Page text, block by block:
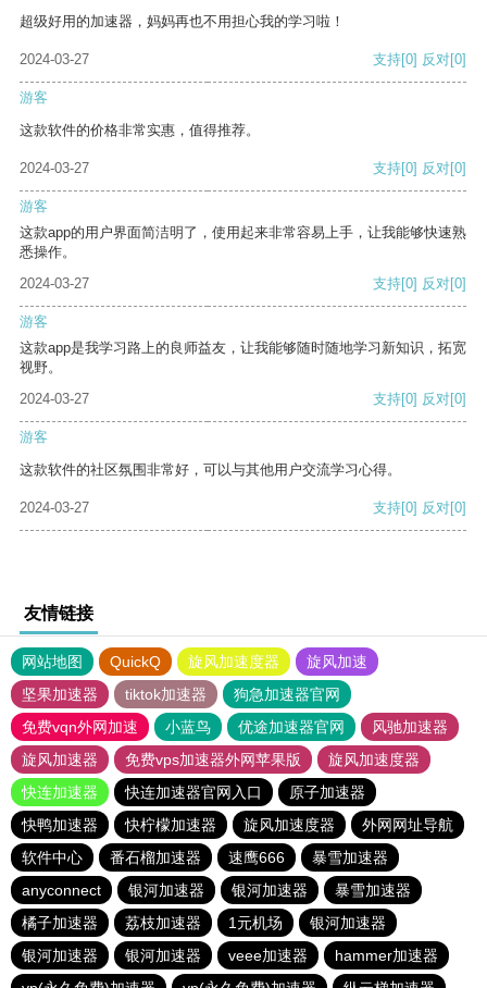
超级好用的加速器，妈妈再也不用担心我的学习啦！
2024-03-27 支持[0] 反对[0]
游客
这款软件的价格非常实惠，值得推荐。
2024-03-27 支持[0] 反对[0]
游客
这款app的用户界面简洁明了，使用起来非常容易上手，让我能够快速熟
悉操作。
2024-03-27
支持[0] 反对[0]
游客
这款app是我学习路上的良师益友，让我能够随时随地学习新知识，拓宽
视野。
2024-03-27
支持[0] 反对[0]
游客
这款软件的社区氛围非常好，可以与其他用户交流学习心得。
2024-03-27 支持[0] 反对[0]
友情链接
网站地图 QuickQ 旋风加速度器
旋风加速
坚果加速器
tiktok加速器
狗急加速器官网
免费vqn外网加速
小蓝鸟 优途加速器官网
风驰加速器
旋风加速器
免费vps加速器外网苹果版
旋风加速度器
快连加速器
快连加速器官网入口
原子加速器
快鸭加速器
快柠檬加速器 旋风加速度器
外网网址导航
软件中心
番石榴加速器 速鹰666
暴雪加速器
anyconnect
银河加速器 银河加速器
暴雪加速器
橘子加速器
荔枝加速器 1元机场
银河加速器
银河加速器
银河加速器 veee加速器
hammer加速器